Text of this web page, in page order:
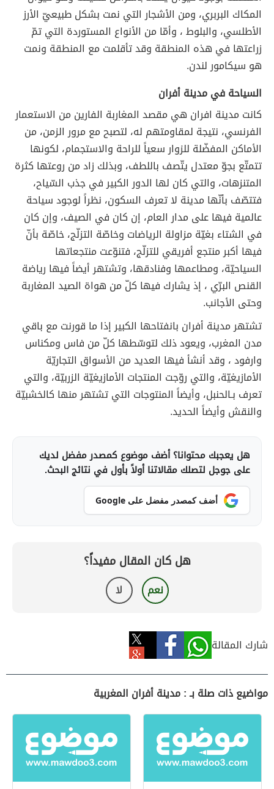
المكاك البربري، ومن الأشجار التي نمت بشكل طبيعيّ الأرز
الأطلسي، والبلوط ، وأمّا من الأنواع المستوردة التي تمّ
زراعتها في هذه المنطقة وقد تأقلمت مع المنطقة ونمت
هو سيكامور لندن.
السياحة في مدينة أفران
كانت مدينة افران هي مقصد المغاربة الفارين من الاستعمار
الفرنسي، نتيجة لمقاومتهم له، لتصبح مع مرور الزمن، من
الأماكن المفضّلة للزوار سعياً للراحة والاستجمام، لكونها
تتمتّع بجوّ معتدل يتّصف باللطف، وبذلك زاد من روعتها كثرة
المتنزهات، والتي كان لها الدور الكبير في جذب السّياح،
فتتصّف بأنّها مدينة لا تعرف السكون، نظراً لوجود سياحة
عالمية فيها على مدار العام، إن كان في الصيف، وإن كان
في الشتاء بغيّة مزاولة الرياضات وخاصّة التزلّج، خاصّة بأنّ
فيها أكبر منتجع أفريقي للتزلّج، فتنوّعت منتجعاتها
السياحيّة، ومطاعمها وفنادقها، وتشتهر أيضاً فيها رياضة
القنص البرّي ، إذ يشارك فيها كلّ من هواة الصيد المغاربة
وحتى الأجانب.
تشتهر مدينة أفران بانفتاحها الكبير إذا ما قورنت مع باقي
مدن المغرب، ويعود ذلك لتوسّطها كلّ من فاس ومكناس
وارفود ، وقد أنشأ فيها العديد من الأسواق التجاريّة
الأمازيغيّة، والتي روّجت المنتجات الأمازيغيّة الزربيّة، والتي
تعرف بـالحنبل، وأيضاً المنتوجات التي تشتهر منها كالخشبيّة
والنقش وأيضاً الحديد.
هل يعجبك محتوانا؟ أضف موضوع كمصدر مفضل لديك
على جوجل لتصلك مقالاتنا أولاً بأول في نتائج البحث.
أضف كمصدر مفضل على Google
هل كان المقال مفيداً؟
نعم لا
شارك المقالة
مواضيع ذات صلة بـ : مدينة أفران المغربية